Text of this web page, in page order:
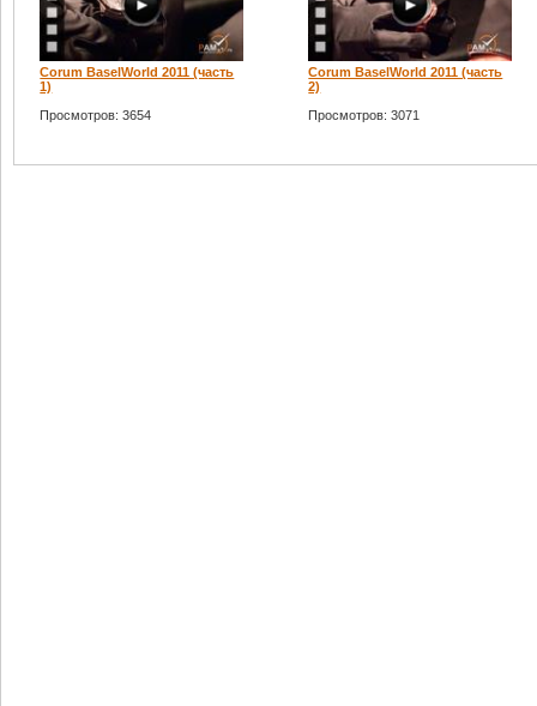
Corum BaselWorld 2011 (часть
1)
Просмотров: 3654
Corum BaselWorld 2011 (часть
2)
Просмотров: 3071